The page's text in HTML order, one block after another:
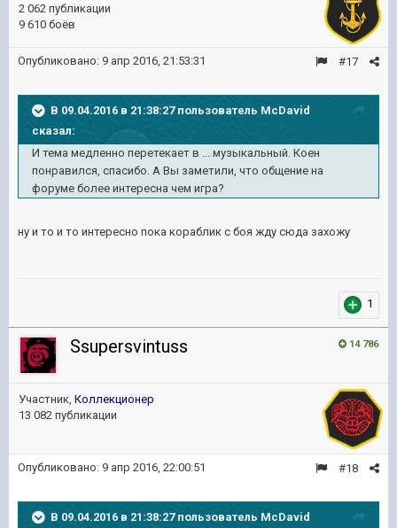
2 062 публикации
9 610 боёв
#17
Опубликовано: 9 апр 2016, 21:53:31
В 09.04.2016 в 21:38:27 пользователь McDavid
сказал:
И тема медленно перетекает в ... музыкальный. Коен
понравился, спасибо. А Вы заметили, что общение на
форуме более интересна чем игра?
ну и то и то интересно пока кораблик с боя жду сюда захожу
1
14 786
Ssupersvintuss
Участник, Коллекционер
13 082 публикации
#18
Опубликовано: 9 апр 2016, 22:00:51
В 09.04.2016 в 21:38:27 пользователь McDavid